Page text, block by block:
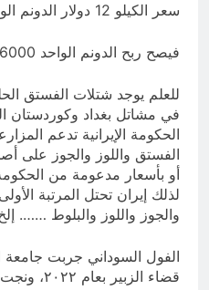
سعر الكيلو 12 دولار الدونم الواحد تزرع به 50 شجره
فيصح ربح الدونم الواحد 6000 دولار
للعلم يوجد شتلات الفستق
في مشاتل بغداد وكوردستان
الحكومة الإيرانية تدعم
الفستق واللوز والجوز على
أو بأسعار مدعومة من الحكومة
لذلك إيران تحتل المرتبة
والجوز واللوز والبلوط …….
الفول السوداني جربت
قضاء الزبير بعام ٢٠٢٢، ونجت التجربة،